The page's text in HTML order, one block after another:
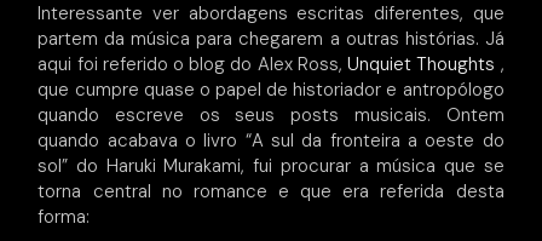
Interessante ver abordagens escritas diferentes, que
partem da música para chegarem a outras histórias. Já
aqui foi referido o blog do Alex Ross,Unquiet Thoughts ,
que cumpre quase o papel de historiador e antropólogo
quando escreve os seus posts musicais. Ontem
quando acabava o livro “A sul da fronteira a oeste do
sol” do Haruki Murakami, fui procurar a música que se
torna central no romance e que era referida desta
forma: